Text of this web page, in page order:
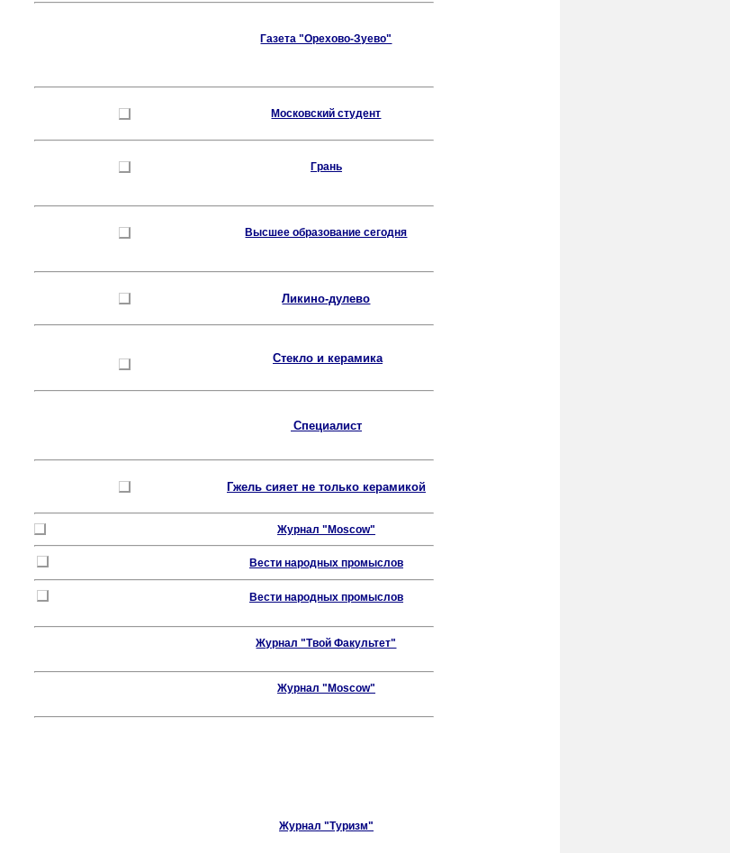
Газета "Орехово-Зуево"
Московский студент
Грань
Высшее образование сегодня
Ликино-дулево
Стекло и керамика
Специалист
Гжель сияет не только керамикой
Журнал "Moscow"
Вести народных промыслов
Вести народных промыслов
Журнал "Твой Факультет"
Журнал "Moscow"
Журнал "Туризм"